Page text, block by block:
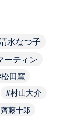
水なつ子
ーティン
松田窯
村山大介
齊藤十郎